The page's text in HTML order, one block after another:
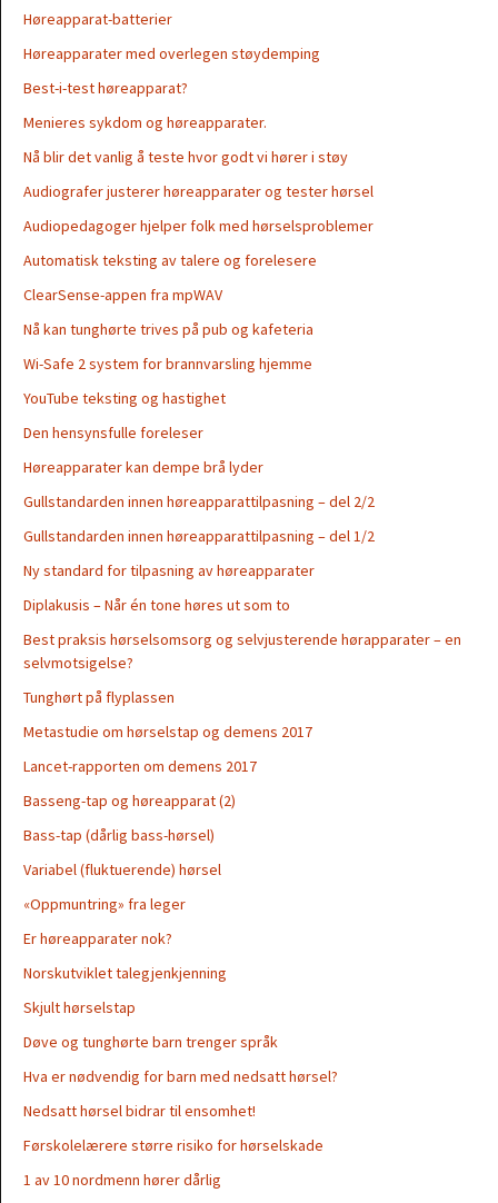
Høreapparat-batterier
Høreapparater med overlegen støydemping
Best-i-test høreapparat?
Menieres sykdom og høreapparater.
Nå blir det vanlig å teste hvor godt vi hører i støy
Audiografer justerer høreapparater og tester hørsel
Audiopedagoger hjelper folk med hørselsproblemer
Automatisk teksting av talere og forelesere
ClearSense-appen fra mpWAV
Nå kan tunghørte trives på pub og kafeteria
Wi-Safe 2 system for brannvarsling hjemme
YouTube teksting og hastighet
Den hensynsfulle foreleser
Høreapparater kan dempe brå lyder
Gullstandarden innen høreapparattilpasning – del 2/2
Gullstandarden innen høreapparattilpasning – del 1/2
Ny standard for tilpasning av høreapparater
Diplakusis – Når én tone høres ut som to
Best praksis hørselsomsorg og selvjusterende hørapparater – en
selvmotsigelse?
Tunghørt på flyplassen
Metastudie om hørselstap og demens 2017
Lancet-rapporten om demens 2017
Basseng-tap og høreapparat (2)
Bass-tap (dårlig bass-hørsel)
Variabel (fluktuerende) hørsel
«Oppmuntring» fra leger
Er høreapparater nok?
Norskutviklet talegjenkjenning
Skjult hørselstap
Døve og tunghørte barn trenger språk
Hva er nødvendig for barn med nedsatt hørsel?
Nedsatt hørsel bidrar til ensomhet!
Førskolelærere større risiko for hørselskade
1 av 10 nordmenn hører dårlig